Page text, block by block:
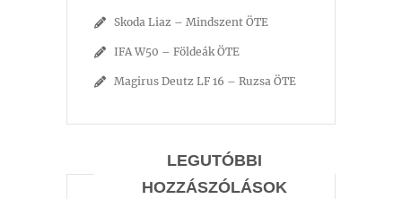
Skoda Liaz – Mindszent ÖTE
IFA W50 – Földeák ÖTE
Magirus Deutz LF 16 – Ruzsa ÖTE
LEGUTÓBBI
HOZZÁSZÓLÁSOK